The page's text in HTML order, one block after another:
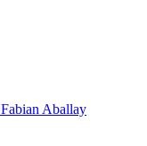
Fabian Aballay